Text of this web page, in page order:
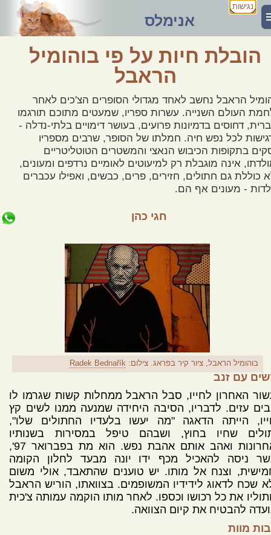
נגישות
אנימלס
הובלת חיות על פי בוהומיל
הראבל
הראבל נחשב לאחד מגדולי הסופרים הצ'כים לאחר
העולם השנייה. עשרות ספריו, שמעטים מתוכם תורגמו
דחוסים בדמיונות פרועים, בעושר דימויים בלתי-נדלה -
לכל נפש חיה. חמלתו של הסופר, שרבים מספריו
בתקופות הכיבוש הנאצי והמשטרים הטוטליטריים
אינה מוגבלת רק למיעוטים לאומיים נרדפים ומעונים,
כוללת גם חתולים, חזירים, פרים, כבשים, ואפילו עכברים
- מעונים אף הם.
חגי כהן
בוהומיל הראבל, ציור קיר בפראג. צילום:Radek Bednařík
עם זנב
האחרון לחייו, סבל הראבל ממחלות קשות שגרמו לו
עזים. לדבריו, הסיבה היחידה שמנעה ממנו לשים קץ
הייתה הדאגה "מה יעשו בלעדיו החתולים שלו",
שחיו בחוץ, ושבהם טיפל במסירות בשנותיו
האחרונות ואהב אותם אהבת נפש. הוא מת בפברואר 97',
ניסה להאכיל מכף ידו יונה מבעד לחלון הקומה
וצנח אל מותו. יש טוענים שהתאבד, אולי משום
שכח לדאוג לידידיו המשופמים. בצוואתו, הוריש הראבל
את כל רכושו וכספו. לאחר מותו הוקמה עמותה צ'כית
להבטיח את קיום הצוואה.
מוות